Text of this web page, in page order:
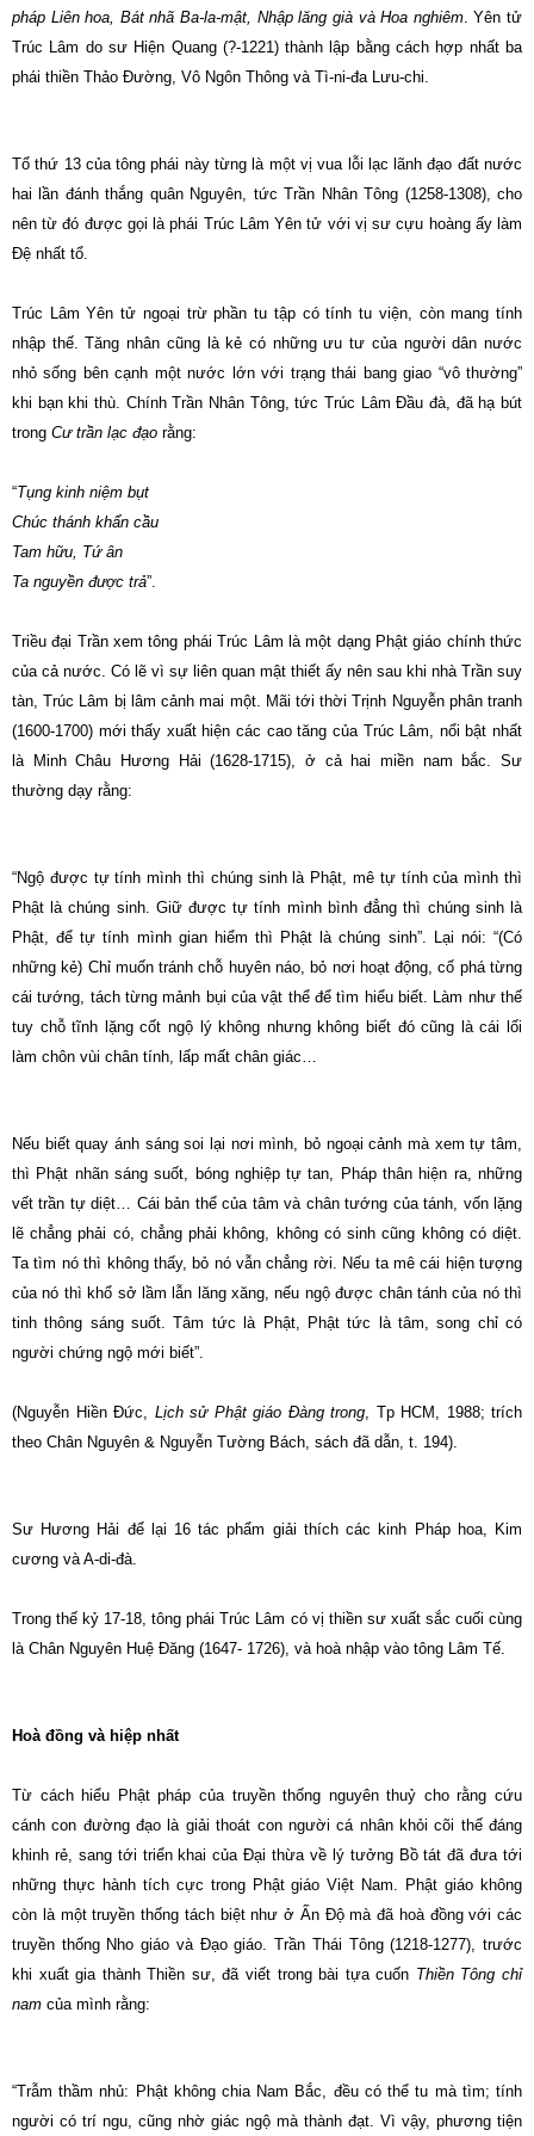
pháp Liên hoa, Bát nhã Ba-la-mật, Nhập lăng già và Hoa nghiêm. Yên tử
Trúc Lâm do sư Hiện Quang (?-1221) thành lập bằng cách hợp nhất ba
phái thiền Thảo Ðường, Vô Ngôn Thông và Tì-ni-đa Lưu-chi.
Tổ thứ 13 của tông phái này từng là một vị vua lỗi lạc lãnh đạo đất nước
hai lần đánh thắng quân Nguyên, tức Trần Nhân Tông (1258-1308), cho
nên từ đó được gọi là phái Trúc Lâm Yên tử với vị sư cựu hoàng ấy làm
Ðệ nhất tổ.
Trúc Lâm Yên tử ngoại trừ phần tu tập có tính tu viện, còn mang tính
nhập thế. Tăng nhân cũng là kẻ có những ưu tư của người dân nước
nhỏ sống bên cạnh một nước lớn với trạng thái bang giao “vô thường”
khi bạn khi thù. Chính Trần Nhân Tông, tức Trúc Lâm Ðầu đà, đã hạ bút
trong Cư trần lạc đạo rằng:
“Tụng kinh niệm bụt
Chúc thánh khẩn cầu
Tam hữu, Tứ ân
Ta nguyền được trả”.
Triều đại Trần xem tông phái Trúc Lâm là một dạng Phật giáo chính thức
của cả nước. Có lẽ vì sự liên quan mật thiết ấy nên sau khi nhà Trần suy
tàn, Trúc Lâm bị lâm cảnh mai một. Mãi tới thời Trịnh Nguyễn phân tranh
(1600-1700) mới thấy xuất hiện các cao tăng của Trúc Lâm, nổi bật nhất
là Minh Châu Hương Hải (1628-1715), ở cả hai miền nam bắc. Sư
thường dạy rằng:
“Ngộ được tự tính mình thì chúng sinh là Phật, mê tự tính của mình thì
Phật là chúng sinh. Giữ được tự tính mình bình đẳng thì chúng sinh là
Phật, để tự tính mình gian hiểm thì Phật là chúng sinh”. Lại nói: “(Có
những kẻ) Chỉ muốn tránh chỗ huyên náo, bỏ nơi hoạt động, cố phá từng
cái tướng, tách từng mảnh bụi của vật thể để tìm hiểu biết. Làm như thế
tuy chỗ tĩnh lặng cốt ngộ lý không nhưng không biết đó cũng là cái lối
làm chôn vùi chân tính, lấp mất chân giác…
Nếu biết quay ánh sáng soi lại nơi mình, bỏ ngoại cảnh mà xem tự tâm,
thì Phật nhãn sáng suốt, bóng nghiệp tự tan, Pháp thân hiện ra, những
vết trần tự diệt… Cái bản thể của tâm và chân tướng của tánh, vốn lặng
lẽ chẳng phải có, chẳng phải không, không có sinh cũng không có diệt.
Ta tìm nó thì không thấy, bỏ nó vẫn chẳng rời. Nếu ta mê cái hiện tượng
của nó thì khổ sở lầm lẫn lăng xăng, nếu ngộ được chân tánh của nó thì
tinh thông sáng suốt. Tâm tức là Phật, Phật tức là tâm, song chỉ có
người chứng ngộ mới biết”.
(Nguyễn Hiền Ðức, Lịch sử Phật giáo Ðàng trong, Tp HCM, 1988; trích
theo Chân Nguyên & Nguyễn Tường Bách, sách đã dẫn, t. 194).
Sư Hương Hải để lại 16 tác phẩm giải thích các kinh Pháp hoa, Kim
cương và A-di-đà.
Trong thế kỷ 17-18, tông phái Trúc Lâm có vị thiền sư xuất sắc cuối cùng
là Chân Nguyên Huệ Ðăng (1647- 1726), và hoà nhập vào tông Lâm Tế.
Hoà đồng và hiệp nhất
Từ cách hiểu Phật pháp của truyền thống nguyên thuỷ cho rằng cứu
cánh con đường đạo là giải thoát con người cá nhân khỏi cõi thế đáng
khinh rẻ, sang tới triển khai của Ðại thừa về lý tưởng Bồ tát đã đưa tới
những thực hành tích cực trong Phật giáo Việt Nam. Phật giáo không
còn là một truyền thống tách biệt như ở Ấn Ðộ mà đã hoà đồng với các
truyền thống Nho giáo và Ðạo giáo. Trần Thái Tông (1218-1277), trước
khi xuất gia thành Thiền sư, đã viết trong bài tựa cuốn Thiền Tông chỉ
nam của mình rằng:
“Trẫm thầm nhủ: Phật không chia Nam Bắc, đều có thể tu mà tìm; tính
người có trí ngu, cũng nhờ giác ngộ mà thành đạt. Vì vậy, phương tiện